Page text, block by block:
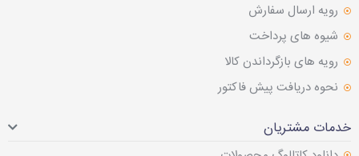
رویه ارسال سفارش
شیوه های پرداخت
رویه های بازگرداندن کالا
نحوه دریافت پیش فاکتور
خدمات مشتریان